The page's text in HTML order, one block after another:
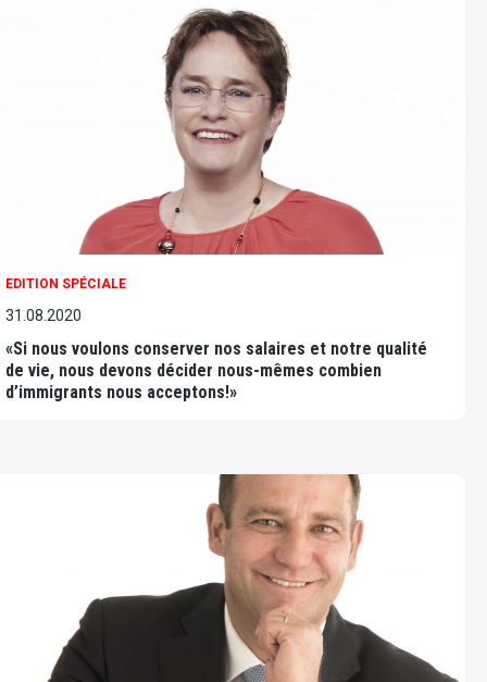
EDITION SPÉCIALE
31.08.2020
«Si nous voulons conserver nos salaires et notre qualité
de vie, nous devons décider nous-mêmes combien
d’immigrants nous acceptons!»